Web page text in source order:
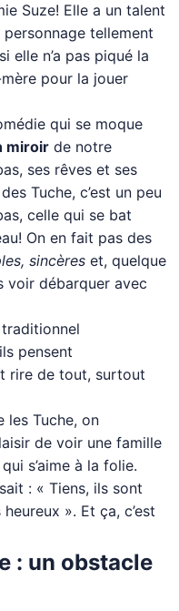
Suze! Elle a un talent
tellement
elle n’a pas piqué la
pour la jouer
qui se moque
miroir de notre
ses rêves et ses
Tuche, c’est un peu
celle qui se bat
On en fait pas des
sincères et, quelque
voir débarquer avec
pensent
rire de tout, surtout
les Tuche, on
de voir une famille
s’aime à la folie.
: « Tiens, ils sont
». Et ça, c’est
: un obstacle